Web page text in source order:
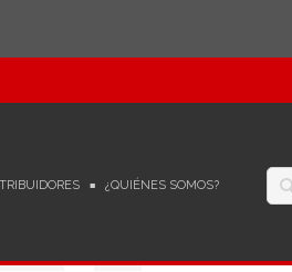
¿QUIÉNES SOMOS?